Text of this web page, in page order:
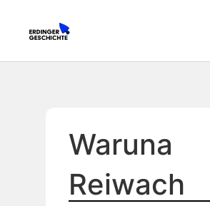
Waruna
Reiwach